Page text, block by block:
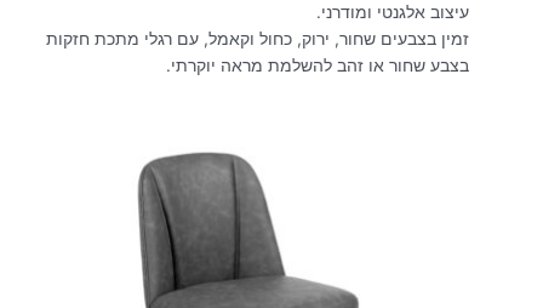
עיצוב אלגנטי ומודרני.
זמין בצבעים שחור, ירוק, כחול וקאמל, עם רגלי מתכת חזקות
בצבע שחור או זהב להשלמת מראה יוקרתי.
₪490.00.